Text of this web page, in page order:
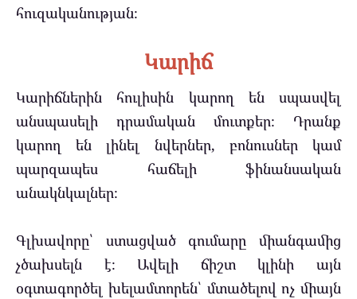
հուզականության։
Կարիճ
Կարիճներին հուլիսին կարող են սպասվել
անսպասելի դրամական մուտքեր։ Դրանք
կարող են լինել նվերներ, բոնուսներ կամ
պարզապես հաճելի ֆինանսական
անակնկալներ։
Գլխավորը՝ ստացված գումարը միանգամից
չծախսելն է։ Ավելի ճիշտ կլինի այն
օգտագործել խելամտորեն՝ մտածելով ոչ միայն